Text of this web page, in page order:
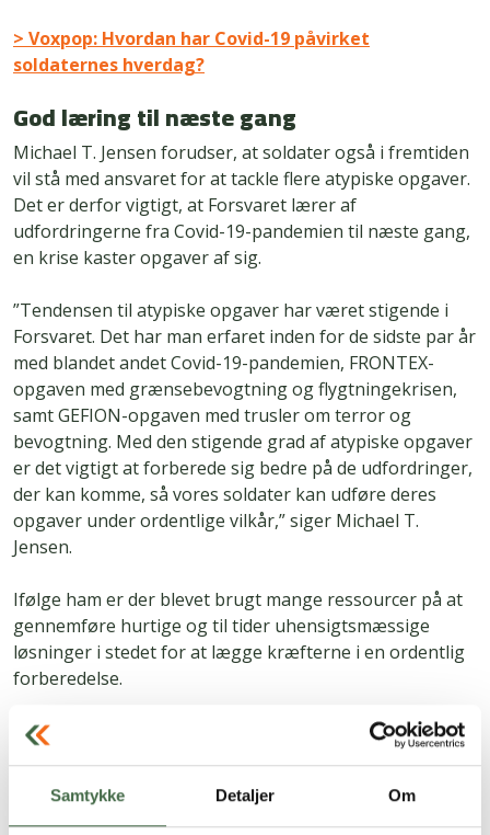
Samtykke Detaljer Om
> Voxpop: Hvordan har Covid-19 påvirket
soldaternes hverdag?
God læring til næste gang
Michael T. Jensen forudser, at soldater også i fremtiden
vil stå med ansvaret for at tackle flere atypiske opgaver.
Det er derfor vigtigt, at Forsvaret lærer af
udfordringerne fra Covid-19-pandemien til næste gang,
en krise kaster opgaver af sig.
”Tendensen til atypiske opgaver har været stigende i
Forsvaret. Det har man erfaret inden for de sidste par år
med blandet andet Covid-19-pandemien, FRONTEX-
opgaven med grænsebevogtning og flygtningekrisen,
samt GEFION-opgaven med trusler om terror og
bevogtning. Med den stigende grad af atypiske opgaver
er det vigtigt at forberede sig bedre på de udfordringer,
der kan komme, så vores soldater kan udføre deres
opgaver under ordentlige vilkår,” siger Michael T.
Jensen.
Ifølge ham er der blevet brugt mange ressourcer på at
gennemføre hurtige og til tider uhensigtsmæssige
løsninger i stedet for at lægge kræfterne i en ordentlig
forberedelse.
”Under minkindsatsen i Nordjylland blev soldater blandt
andet transporteret frem og tilbage fra Aalborg til
minkfarme hver dag, selvom der var gode muligheder
for at overnatte på hoteller i nærheden af